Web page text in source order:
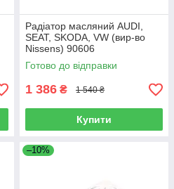
Радіатор масляний AUDI,
SEAT, SKODA, VW (вир-во
Nissens) 90606
Готово до відправки
1 386 ₴ 1 540 ₴
Купити
–10%